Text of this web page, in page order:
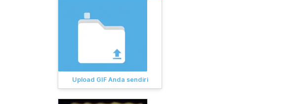
Upload GIF Anda sendiri